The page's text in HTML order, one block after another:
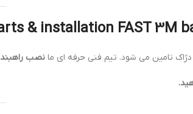
تامین می شود. تیم فنی حرفه ای ما نصب راهبند FAST 3M